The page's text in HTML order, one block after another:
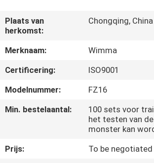
OVER
ONS
FABRIEKSTOCHT
KWALITEITSCONTROLE
Plaats van
herkomst:
Chongqing, China
Merknaam:
Wimma
Certificering:
ISO9001
Modelnummer:
FZ16
Min. bestelaantal:
100 sets voor
het testen van
monster kan
Prijs:
To be negotiated